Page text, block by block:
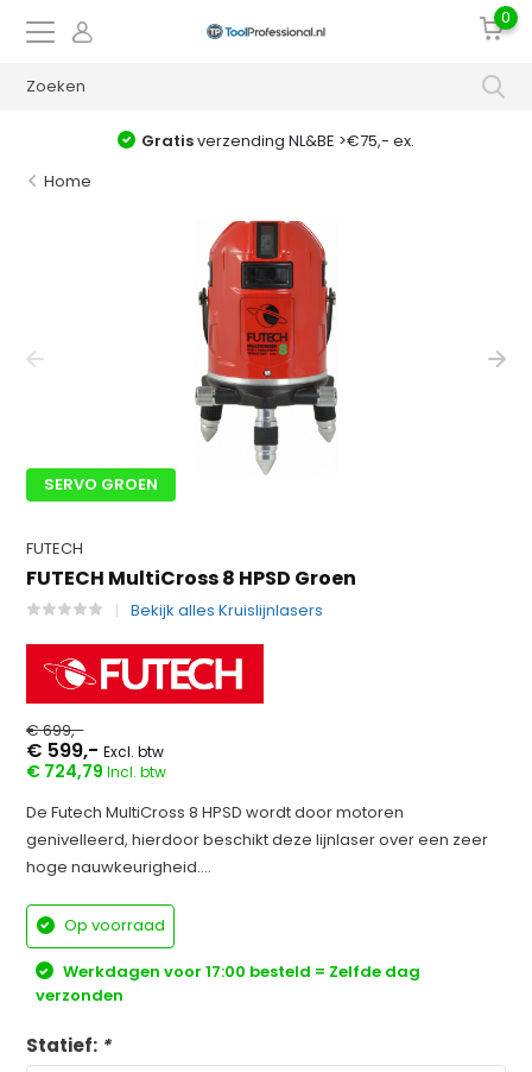
0
Gratisverzending NL&BE >€75,- ex.
Home
SERVO GROEN
FUTECH
FUTECH MultiCross 8 HPSD Groen
Bekijk alles Kruislijnlasers
€ 699,-
€ 599,-Excl. btw
€ 724,79Incl. btw
De Futech MultiCross 8 HPSD wordt door motoren
genivelleerd, hierdoor beschikt deze lijnlaser over een zeer
hoge nauwkeurigheid....
Op voorraad
Werkdagen voor 17:00 besteld = Zelfde dag
verzonden
Statief: *